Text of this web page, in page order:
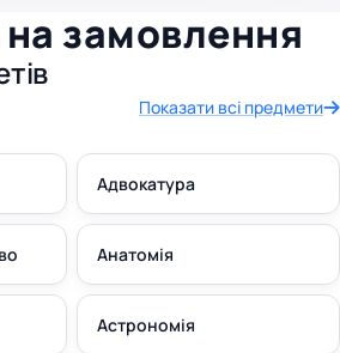
на замовлення
Показати всі предмети
Адвокатура
Анатомія
Астрономія